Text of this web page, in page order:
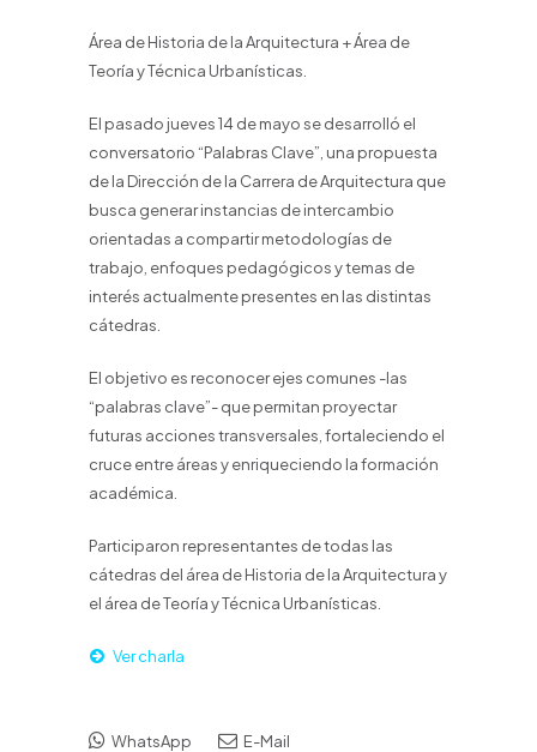
Área de Historia de la Arquitectura + Área de
Teoría y Técnica Urbanísticas.
El pasado jueves 14 de mayo se desarrolló el
conversatorio “Palabras Clave”, una propuesta
de la Dirección de la Carrera de Arquitectura que
busca generar instancias de intercambio
orientadas a compartir metodologías de
trabajo, enfoques pedagógicos y temas de
interés actualmente presentes en las distintas
cátedras.
El objetivo es reconocer ejes comunes -las
“palabras clave”- que permitan proyectar
futuras acciones transversales, fortaleciendo el
cruce entre áreas y enriqueciendo la formación
académica.
Participaron representantes de todas las
cátedras del área de Historia de la Arquitectura y
el área de Teoría y Técnica Urbanísticas.
Ver charla
WhatsApp E-Mail